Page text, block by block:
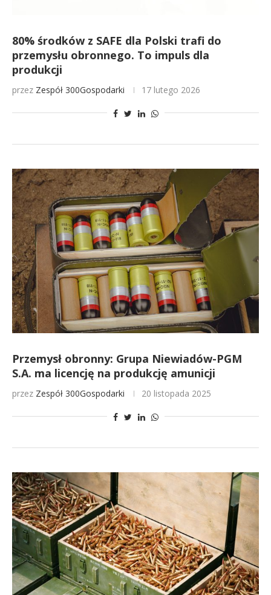
80% środków z SAFE dla Polski trafi do
przemysłu obronnego. To impuls dla
produkcji
przez Zespół 300Gospodarki 17 lutego 2026
Przemysł obronny: Grupa Niewiadów-PGM
S.A. ma licencję na produkcję amunicji
przez Zespół 300Gospodarki 20 listopada 2025